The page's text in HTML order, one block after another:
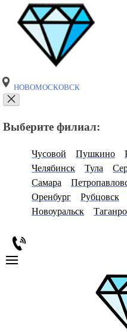
НОВОМОСКОВСК
Выберите филиал:
Чусовой Пушкино
Челябинск
Тула
Самара
Оренбург
Рубцовск
Новоуральск